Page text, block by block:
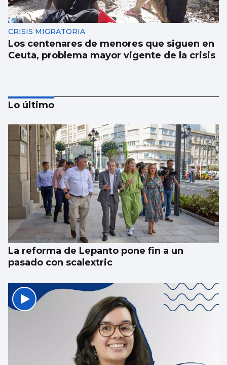
CRISIS MIGRATORIA
Los centenares de menores que siguen en
Ceuta, problema mayor vigente de la crisis
SUCESOS
Un guardia civil gallego mata su expareja y
es abatido por sus compañeros en Llanes
Lo último
La reforma de Lepanto pone fin a un
pasado con scalextric